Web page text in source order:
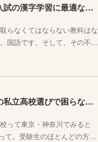
神奈川県公立高校入試の漢字学習に最適な教材を紹介します！
らなくてはならない教科はな
国語です。そして、その不…
神奈川県と東京都の私立高校選びで困らなくなるサイトを紹介するよ！
って東京・神奈川でみると
て。受験生のほとんどの方…